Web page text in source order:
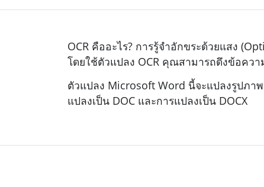
OCR คืออะไร? การรู้จำอักขระด้วยแสง
โดยใช้ตัวแปลง OCR คุณสามารถดึงข้อคว
ตัวแปลง Microsoft Word นี้จะแปลงรูปภา
แปลงเป็น DOC และการแปลงเป็น DOCX